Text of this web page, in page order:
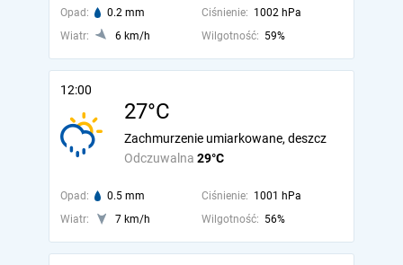
Opad: 0.2 mm Ciśnienie: 1002 hPa
Wiatr:
6 km/h Wilgotność: 59%
12:00
27°C
Odczuwalna 29°C
Zachmurzenie umiarkowane, deszcz
Opad: 0.5 mm Ciśnienie: 1001 hPa
Wiatr:
7 km/h Wilgotność: 56%